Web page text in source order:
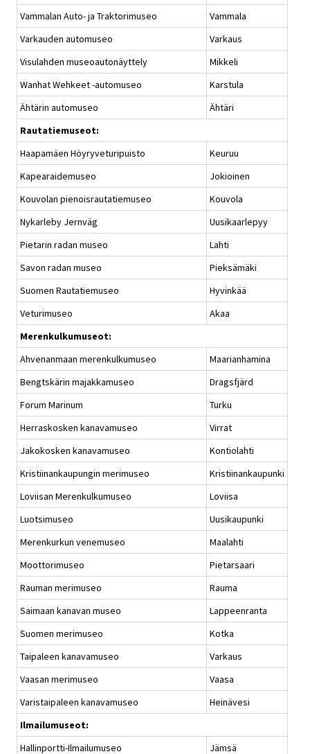
Vammalan Auto- ja Traktorimuseo
Vammala
Varkauden automuseo
Varkaus
Visulahden museoautonäyttely
Mikkeli
Wanhat Wehkeet -automuseo
Karstula
Ähtärin automuseo
Ähtäri
Rautatiemuseot:
Haapamäen Höyryveturipuisto
Keuruu
Kapearaidemuseo
Jokioinen
Kouvolan pienoisrautatiemuseo
Kouvola
Nykarleby Jernväg
Uusikaarlepyy
Pietarin radan museo
Lahti
Savon radan museo
Pieksämäki
Suomen Rautatiemuseo
Hyvinkää
Veturimuseo
Akaa
Merenkulkumuseot:
Ahvenanmaan merenkulkumuseo
Maarianhamina
Bengtskärin majakkamuseo
Dragsfjärd
Forum Marinum
Turku
Herraskosken kanavamuseo
Virrat
Jakokosken kanavamuseo
Kontiolahti
Kristiinankaupungin merimuseo
Kristiinankaupunki
Loviisan Merenkulkumuseo
Loviisa
Luotsimuseo
Uusikaupunki
Merenkurkun venemuseo
Maalahti
Moottorimuseo
Pietarsaari
Rauman merimuseo
Rauma
Saimaan kanavan museo
Lappeenranta
Suomen merimuseo
Kotka
Taipaleen kanavamuseo
Varkaus
Vaasan merimuseo
Vaasa
Varistaipaleen kanavamuseo
Heinävesi
Ilmailumuseot:
Hallinportti-Ilmailumuseo
Jämsä